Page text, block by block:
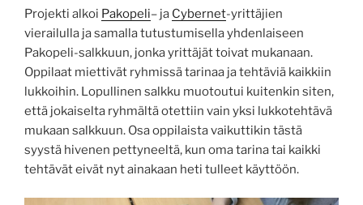
Projekti alkoi Pakopeli– ja Cybernet-yrittäjien
vierailulla ja samalla tutustumisella yhdenlaiseen
Pakopeli-salkkuun, jonka yrittäjät toivat mukanaan.
Oppilaat miettivät ryhmissä tarinaa ja tehtäviä kaikkiin
lukkoihin. Lopullinen salkku muotoutui kuitenkin siten,
että jokaiselta ryhmältä otettiin vain yksi lukkotehtävä
mukaan salkkuun. Osa oppilaista vaikuttikin tästä
syystä hivenen pettyneeltä, kun oma tarina tai kaikki
tehtävät eivät nyt ainakaan heti tulleet käyttöön.